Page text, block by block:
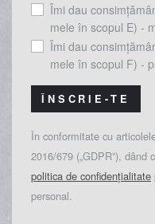
Îmi dau
mele în scopul E) -
Îmi dau
mele în scopul F) -
ÎNSCRIE-TE
În conformitate cu
2016/679 („GDPR”), dând
politica de confidențialitate
personal.